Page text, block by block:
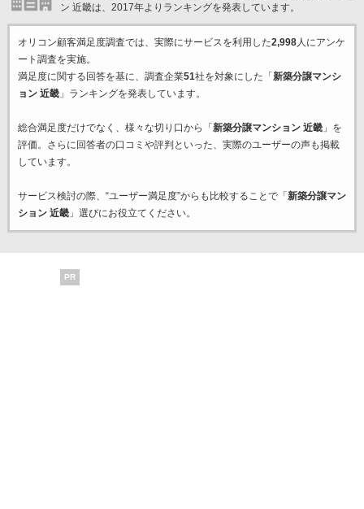
ン 近畿は、2017年よりランキングを発表しています。
オリコン顧客満足度調査では、実際にサービスを利用した2,998人にアンケ
ート調査を実施。
満足度に関する回答を基に、調査企業51社を対象にした「 新築分譲マンシ
ョン 近畿」ランキングを発表しています。
総合満足度だけでなく、様々な切り口から「 新築分譲マンション 近畿」を
評価。さらに回答者の口コミや評判といった、実際のユーザーの声も掲載
しています。
サービス検討の際、“ユーザー満足度”からも比較することで「 新築分譲マン
ション 近畿」選びにお役立てください。
PR